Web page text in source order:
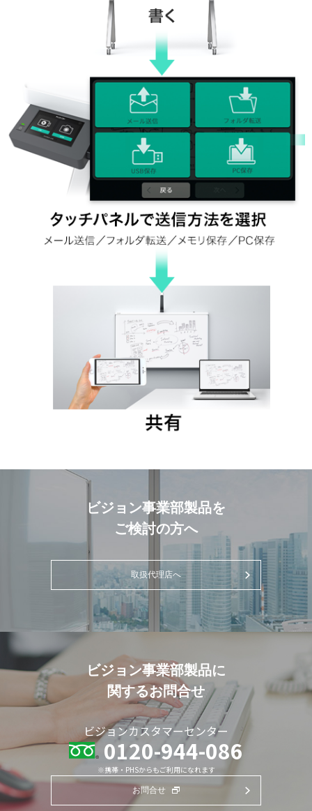
ビジョン事業部製品を
ご検討の方へ
取扱代理店へ
ビジョン事業部製品に
関するお問合せ
ビジョンカスタマーセンター
0120-944-086
※携帯・PHSからもご利用になれます
お問合せ